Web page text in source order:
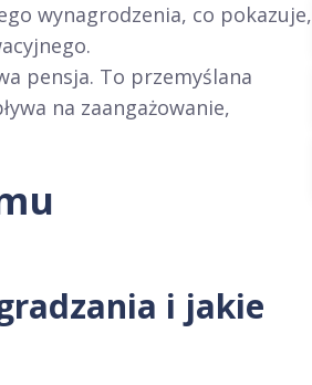
wynagrodzenia, co pokazuje,
pensja. To przemyślana
na zaangażowanie,
i jakie